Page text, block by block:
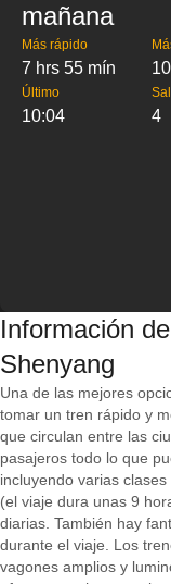
mañana
Más rápido
7 hrs 55 mín
Último
10:04 4
Información
Shenyang
Una de las mejores
tomar un tren rápido y
que circulan entre las
pasajeros todo lo que
incluyendo varias
(el viaje dura unas 9
diarias. También hay
durante el viaje. Los
vagones amplios y